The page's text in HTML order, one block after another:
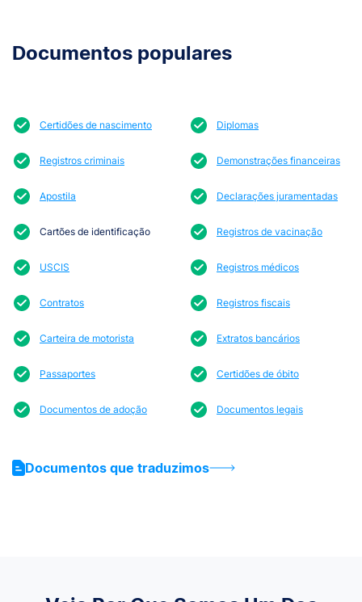
Documentos populares
Certidões de nascimento Diplomas
Registros criminais Demonstrações financeiras
Apostila Declarações juramentadas
Cartões de identificação Registros de vacinação
USCIS Registros médicos
Contratos Registros fiscais
Carteira de motorista Extratos bancários
Passaportes Certidões de óbito
Documentos de adoção Documentos legais
Documentos que traduzimos